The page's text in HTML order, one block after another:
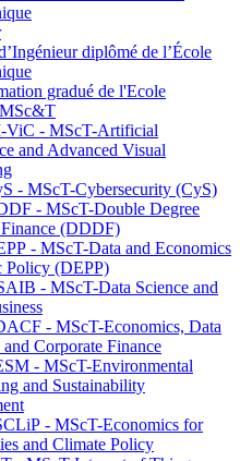
diplômé de l’École
gradué de l'Ecole
ViC - MScT-Artificial
and Advanced Visual
- MScT-Cybersecurity (CyS)
- MScT-Double Degree
(DDDF)
- MScT-Data and Economics
Policy (DEPP)
- MScT-Data Science and
- MScT-Economics, Data
Corporate Finance
- MScT-Environmental
and Sustainability
- MScT-Economics for
and Climate Policy